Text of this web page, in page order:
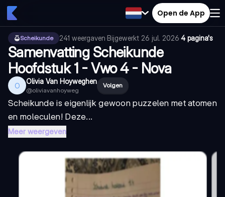
Open de App
Scheikunde 241 weergaven·Bijgewerkt 26 jul. 2026·4 pagina's
Samenvatting Scheikunde
Hoofdstuk 1 - Vwo 4 - Nova
O Olivia Van Hoyweghen
@oliviavanhoyweg
Volgen
Scheikunde is eigenlijk gewoon puzzelen met atomen
en moleculen! Deze...
Meer weergeven